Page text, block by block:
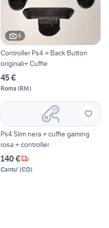
6
Controller Ps4 + Back Button
originali+ Cuffie
45 €
Roma (RM)
Ps4 Slim nera + cuffie gaming
rosa + controller
140 €
Cantu' (CO)